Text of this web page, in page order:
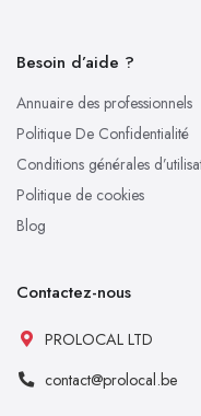
Besoin d’aide ?
Annuaire des professionnels
Politique De Confidentialité
Conditions générales
Politique de cookies
Blog
Contactez-nous
PROLOCAL LTD
contact@prolocal.be